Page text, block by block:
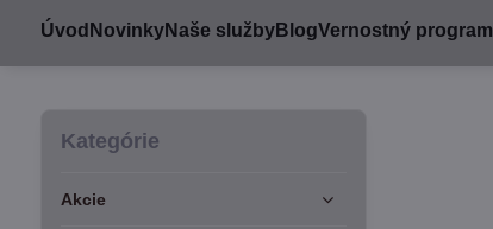
Úvod NovinkyNaše službyBlogVernostný program
Kategórie
Akcie